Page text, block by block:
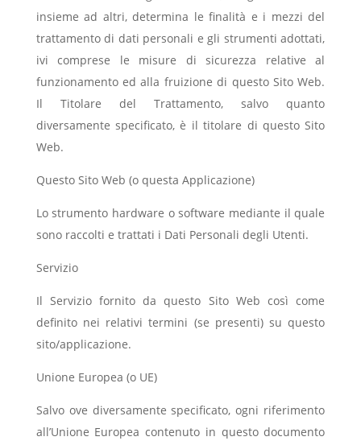
insieme ad altri, determina le finalità e i mezzi del
trattamento di dati personali e gli strumenti adottati,
ivi comprese le misure di sicurezza relative al
funzionamento ed alla fruizione di questo Sito Web.
Il Titolare del Trattamento, salvo quanto
diversamente specificato, è il titolare di questo Sito
Web.
Questo Sito Web (o questa Applicazione)
Lo strumento hardware o software mediante il quale
sono raccolti e trattati i Dati Personali degli Utenti.
Servizio
Il Servizio fornito da questo Sito Web così come
definito nei relativi termini (se presenti) su questo
sito/applicazione.
Unione Europea (o UE)
Salvo ove diversamente specificato, ogni riferimento
all’Unione Europea contenuto in questo documento